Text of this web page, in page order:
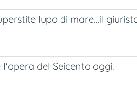
lupo di mare...il
del Seicento oggi.